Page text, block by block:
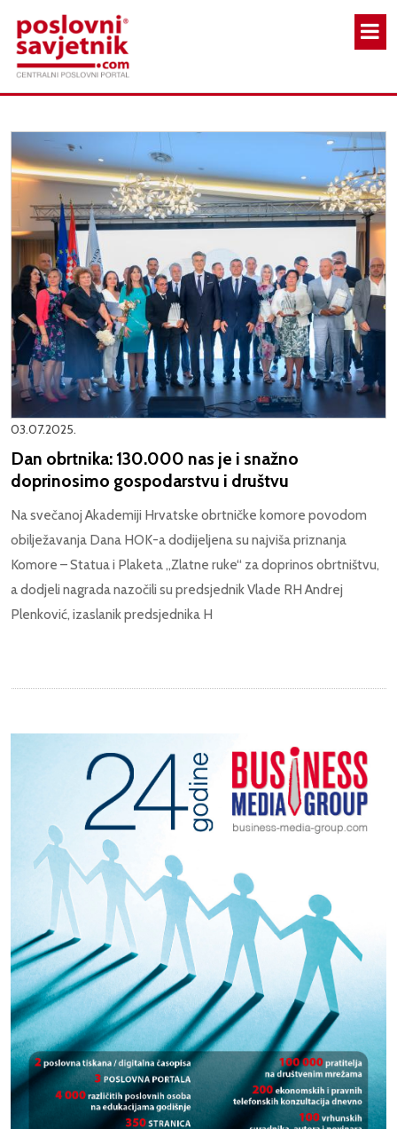
03.07.2025.
Dan obrtnika: 130.000 nas je i snažno
doprinosimo gospodarstvu i društvu
Na svečanoj Akademiji Hrvatske obrtničke komore povodom
obilježavanja Dana HOK-a dodijeljena su najviša priznanja
Komore – Statua i Plaketa „Zlatne ruke“ za doprinos obrtništvu,
a dodjeli nagrada nazočili su predsjednik Vlade RH Andrej
Plenković, izaslanik predsjednika H